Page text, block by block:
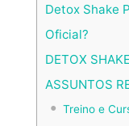
Detox Shake
Oficial?
DETOX
ASSUNTOS
Treino e